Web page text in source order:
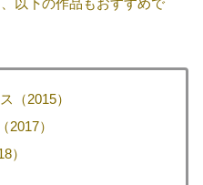
（2015）
）
）